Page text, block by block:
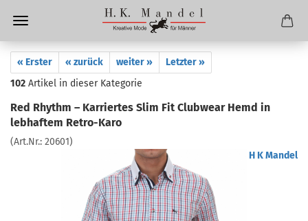
« Erster « zurück weiter »
Letzter »
102 Artikel in dieser Kategorie
Red Rhythm – Karriertes Slim Fit Clubwear Hemd in
lebhaftem Retro-Karo
(Art.Nr.: 20601)
H K Mandel